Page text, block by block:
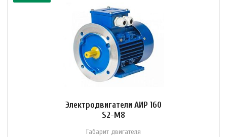
Электродвигатели АИР 160
S2-M8
Габарит двигателя